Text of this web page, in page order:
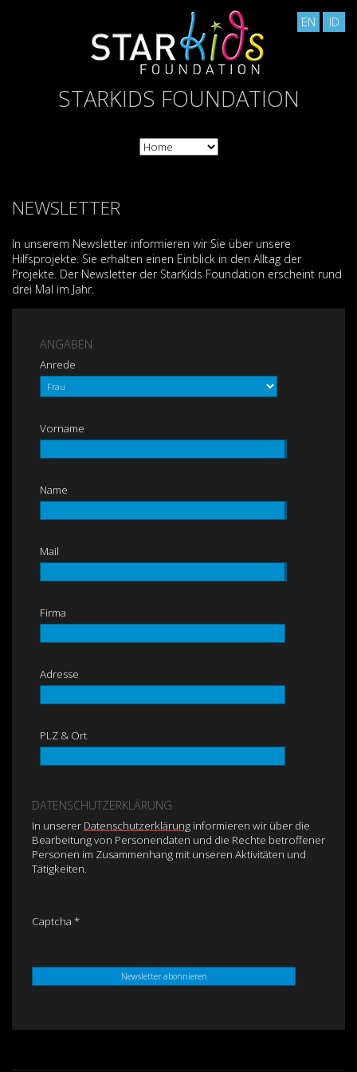
STARKIDS FOUNDATION
EN ID
NEWSLETTER
In unserem Newsletter informieren wir Sie über unsere
Hilfsprojekte. Sie erhalten einen Einblick in den Alltag der
Projekte. Der Newsletter der StarKids Foundation erscheint rund
drei Mal im Jahr.
ANGABEN
Anrede
Vorname
Name
Mail
Firma
Adresse
PLZ & Ort
DATENSCHUTZERKLÄRUNG
In unserer Datenschutzerklärung informieren wir über die
Bearbeitung von Personendaten und die Rechte betroffener
Personen im Zusammenhang mit unseren Aktivitäten und
Tätigkeiten.
Captcha *